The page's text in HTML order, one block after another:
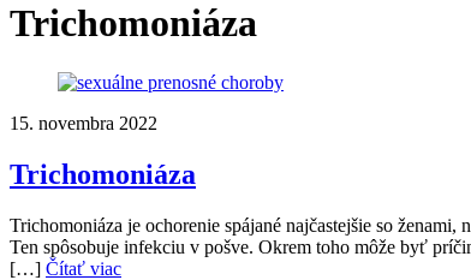
Trichomoniáza
15. novembra 2022
Trichomoniáza
Trichomoniáza je ochorenie spájané najčastejšie so
Ten spôsobuje infekciu v pošve. Okrem toho môže byť
[…] Čítať viac